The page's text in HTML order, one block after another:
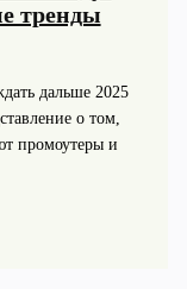
тренды
дальше 2025
о том,
промоутеры и